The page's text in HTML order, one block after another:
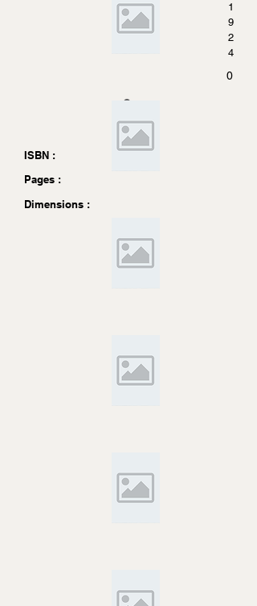
1
9
2
4
0
ISBN :
Pages :
Dimensions :